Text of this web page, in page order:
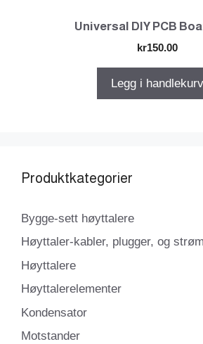
Universal DIY PCB
kr150.00
Legg i handlekurv
Produktkategorier
Bygge-sett høyttalere
Høyttaler-kabler, plugger, og strøm
Høyttalere
Høyttalerelementer
Kondensator
Motstander